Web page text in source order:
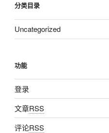
分类目录
Uncategorized
功能
登录
文章RSS
评论RSS